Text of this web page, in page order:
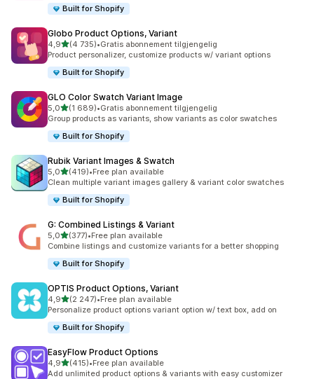
Built for Shopify
Globo Product Options, Variant
4,9av 5 stjerner
(4 735)
Totalt 4735 omtaler
•Gratis abonnement tilgjengelig
Product personalizer, customize products w/ variant options
Built for Shopify
GLO Color Swatch Variant Image
5,0av 5 stjerner
(1 689)
Totalt 1689 omtaler
•Gratis abonnement tilgjengelig
Group products as variants, show variants as color swatches
Built for Shopify
Rubik Variant Images & Swatch
5,0av 5 stjerner
(419)
Totalt 419 omtaler
•Free plan available
Clean multiple variant images gallery & variant color swatches
Built for Shopify
G: Combined Listings & Variant
5,0av 5 stjerner
(377)
Totalt 377 omtaler
•Free plan available
Combine listings and customize variants for a better shopping
Built for Shopify
OPTIS Product Options, Variant
4,9av 5 stjerner
(2 247)
Totalt 2247 omtaler
•Free plan available
Personalize product options variant option w/ text box, add on
Built for Shopify
EasyFlow Product Options
4,9av 5 stjerner
(415)
Totalt 415 omtaler
•Free plan available
Add unlimited product options & variants with easy customizer